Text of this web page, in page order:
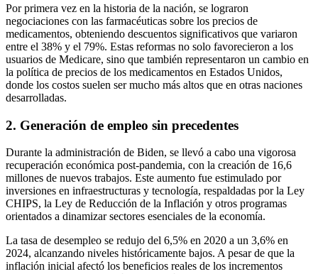
Por primera vez en la historia de la nación, se lograron
negociaciones con las farmacéuticas sobre los precios de
medicamentos, obteniendo descuentos significativos que variaron
entre el 38% y el 79%. Estas reformas no solo favorecieron a los
usuarios de Medicare, sino que también representaron un cambio en
la política de precios de los medicamentos en Estados Unidos,
donde los costos suelen ser mucho más altos que en otras naciones
desarrolladas.
2. Generación de empleo sin precedentes
Durante la administración de Biden, se llevó a cabo una vigorosa
recuperación económica post-pandemia, con la creación de 16,6
millones de nuevos trabajos. Este aumento fue estimulado por
inversiones en infraestructuras y tecnología, respaldadas por la Ley
CHIPS, la Ley de Reducción de la Inflación y otros programas
orientados a dinamizar sectores esenciales de la economía.
La tasa de desempleo se redujo del 6,5% en 2020 a un 3,6% en
2024, alcanzando niveles históricamente bajos. A pesar de que la
inflación inicial afectó los beneficios reales de los incrementos